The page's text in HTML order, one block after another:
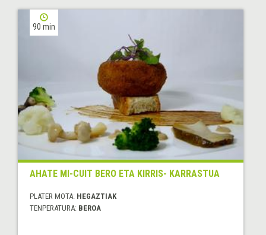
90 min
AHATE MI-CUIT BERO ETA KIRRIS- KARRASTUA
PLATER MOTA: HEGAZTIAK
TENPERATURA: BEROA